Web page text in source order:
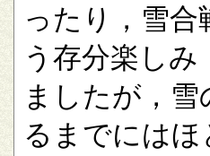
ったり，雪
う存分楽しみ
ましたが，
るまでには